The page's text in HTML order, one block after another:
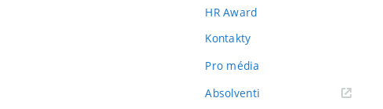
HR Award
Kontakty
Pro média
Absolventi(externí